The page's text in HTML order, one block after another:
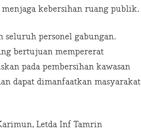
menjaga kebersihan ruang publik.
seluruh personel gabungan.
bertujuan mempererat
pada pembersihan kawasan
dapat dimanfaatkan masyarakat
Letda Inf Tamrin